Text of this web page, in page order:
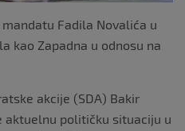
Fadila Novalića u
kao Zapadna u odnosu na
akcije (SDA) Bakir
aktuelnu političku situaciju u